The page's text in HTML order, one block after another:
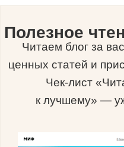
Полезное
Читаем блог за
ценных статей и
Чек-лист
к лучшему» —